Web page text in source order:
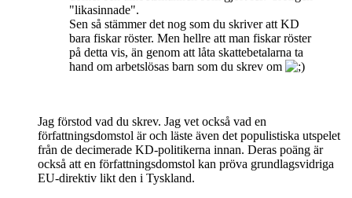
"likasinnade".
Sen så stämmer det nog som du skriver att KD
bara fiskar röster. Men hellre att man fiskar röster
på detta vis, än genom att låta skattebetalarna ta
hand om arbetslösas barn som du skrev om
Jag förstod vad du skrev. Jag vet också vad en
författningsdomstol är och läste även det populistiska utspelet
från de decimerade KD-politikerna innan. Deras poäng är
också att en författningsdomstol kan pröva grundlagsvidriga
EU-direktiv likt den i Tyskland.